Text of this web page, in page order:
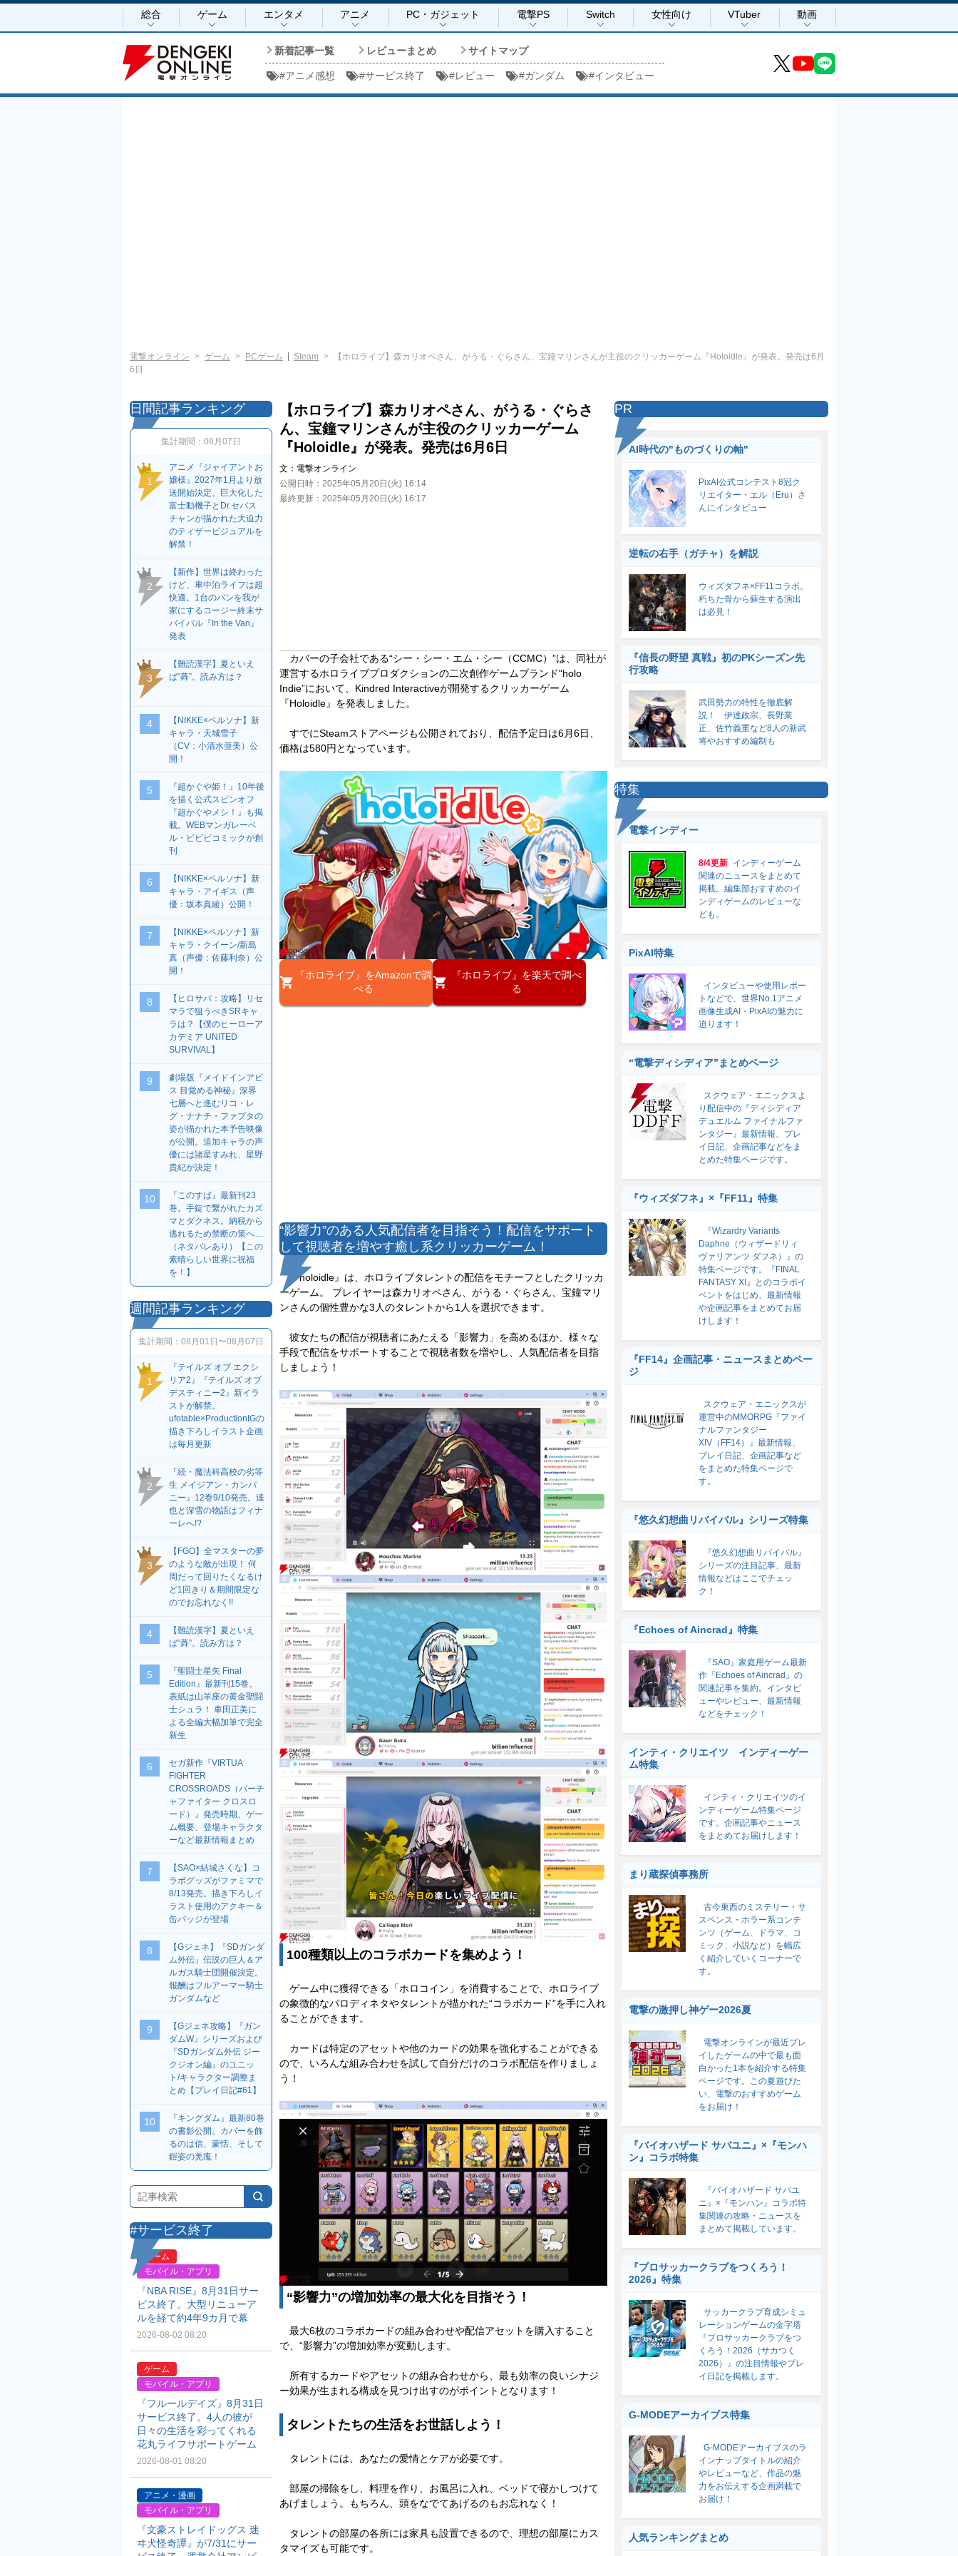
総合 ゲーム エンタメ アニメ PC・ガジェット 電撃PS Switch 女性向け VTuber 動画
新着記事一覧 レビューまとめ サイトマップ
#アニメ感想 #サービス終了 #レビュー #ガンダム #インタビュー
電撃オンライン ゲーム PCゲーム Steam
【ホロライブ】森カリオペさん、がうる・ぐらさん、宝鐘マリンさんが主役のクリッカーゲーム『Holoidle』が発表。発売は6月
6日
【ホロライブ】森カリオペさん、がうる・ぐらさ
ん、宝鐘マリンさんが主役のクリッカーゲーム
『Holoidle』が発表。発売は6月6日
文： 電撃オンライン
公開日時： 2025年05月20日(火) 16:14
最終更新： 2025年05月20日(火) 16:17
カバーの子会社である“シー・シー・エム・シー（CCMC）”は、同社が
運営するホロライブプロダクションの二次創作ゲームブランド“holo
Indie”において、Kindred Interactiveが開発するクリッカーゲーム
『Holoidle』を発表しました。
すでにSteamストアページも公開されており、配信予定日は6月6日、
価格は580円となっています。
『ホロライブ』をAmazonで調
べる
『ホロライブ』を楽天で調べ
る
“影響力”のある人気配信者を目指そう！配信をサポート
して視聴者を増やす癒し系クリッカーゲーム！
『holoidle』は、ホロライブタレントの配信をモチーフとしたクリッカ
ーゲーム。 プレイヤーは森カリオペさん、がうる・ぐらさん、宝鐘マリ
ンさんの個性豊かな3人のタレントから1人を選択できます。
彼女たちの配信が視聴者にあたえる「影響力」を高めるほか、様々な
手段で配信をサポートすることで視聴者数を増やし、人気配信者を目指
しましょう！
100種類以上のコラボカードを集めよう！
ゲーム中に獲得できる「ホロコイン」を消費することで、ホロライブ
の象徴的なパロディネタやタレントが描かれた“コラボカード”を手に入れ
ることができます。
カードは特定のアセットや他のカードの効果を強化することができる
ので、いろんな組み合わせを試して自分だけのコラボ配信を作りましょ
う！
“影響力”の増加効率の最大化を目指そう！
最大6枚のコラボカードの組み合わせや配信アセットを購入すること
で、“影響力”の増加効率が変動します。
所有するカードやアセットの組み合わせから、最も効率の良いシナジ
ー効果が生まれる構成を見つけ出すのがポイントとなります！
タレントたちの生活をお世話しよう！
タレントには、あなたの愛情とケアが必要です。
部屋の掃除をし、料理を作り、お風呂に入れ、ベッドで寝かしつけて
あげましょう。もちろん、頭をなでてあげるのもお忘れなく！
タレントの部屋の各所には家具も設置できるので、理想の部屋にカス
タマイズも可能です。
日間記事ランキング
集計期間： 08月07日
1
アニメ『ジャイアントお
嬢様』2027年1月より放
送開始決定。巨大化した
富士動機子とDr.セバス
チャンが描かれた大迫力
のティザービジュアルを
解禁！
2
【新作】世界は終わった
けど、車中泊ライフは超
快適。1台のバンを我が
家にするコージー終末サ
バイバル『In the Van』
発表
3
【難読漢字】夏といえ
ば“蕣”。読み方は？
4
【NIKKE×ペルソナ】新
キャラ・天城雪子
（CV：小清水亜美）公
開！
5
『超かぐや姫！』10年後
を描く公式スピンオフ
『超かぐやメシ！』も掲
載。WEBマンガレーベ
ル・ビビビコミックが創
刊
6
【NIKKE×ペルソナ】新
キャラ・アイギス（声
優：坂本真綾）公開！
7
【NIKKE×ペルソナ】新
キャラ・クイーン/新島
真（声優：佐藤利奈）公
開！
8
【ヒロサバ：攻略】リセ
マラで狙うべきSRキャ
ラは？【僕のヒーローア
カデミア UNITED
SURVIVAL】
9
劇場版『メイドインアビ
ス 目覚める神秘』深界
七層へと進むリコ・レ
グ・ナナチ・ファプタの
姿が描かれた本予告映像
が公開。追加キャラの声
優には諸星すみれ、星野
貴紀が決定！
10
『このすば』最新刊23
巻。手錠で繋がれたカズ
マとダクネス。納税から
逃れるため禁断の策へ…
（ネタバレあり）【この
素晴らしい世界に祝福
を！】
週間記事ランキング
集計期間： 08月01日〜08月07日
1
『テイルズ オブ エクシ
リア2』『テイルズ オブ
デスティニー2』新イラ
ストが解禁。
ufotable×ProductionIGの
描き下ろしイラスト企画
は毎月更新
2
『続・魔法科高校の劣等
生 メイジアン・カンパ
ニー』12巻9/10発売。達
也と深雪の物語はフィナ
ーレへ!?
3
【FGO】全マスターの夢
のような敵が出現！ 何
周だって回りたくなるけ
ど1回きり＆期間限定な
のでお忘れなく!!
4
【難読漢字】夏といえ
ば“蕣”。読み方は？
5
『聖闘士星矢 Final
Edition』最新刊15巻。
表紙は山羊座の黄金聖闘
士シュラ！ 車田正美に
よる全編大幅加筆で完全
新生
6
セガ新作『VIRTUA
FIGHTER
CROSSROADS（バーチ
ャファイター クロスロ
ード）』発売時期、ゲー
ム概要、登場キャラクタ
ーなど最新情報まとめ
7
【SAO×結城さくな】コ
ラボグッズがファミマで
8/13発売。描き下ろしイ
ラスト使用のアクキー＆
缶バッジが登場
8
【Gジェネ】『SDガンダ
ム外伝』伝説の巨人＆ア
ルガス騎士団開催決定。
報酬はフルアーマー騎士
ガンダムなど
9
【Gジェネ攻略】『ガン
ダムW』シリーズおよび
『SDガンダム外伝 ジー
クジオン編』のユニッ
ト/キャラクター調整ま
とめ【プレイ日記#61】
10
『キングダム』最新80巻
の書影公開。カバーを飾
るのは信、蒙恬、そして
鎧姿の羌瘣！
#サービス終了
ゲーム
モバイル・アプリ
『NBA RISE』8月31日サー
ビス終了。大型リニューア
ルを経て約4年9カ月で幕
2026-08-02 08:20
ゲーム
モバイル・アプリ
『フルールデイズ』8月31日
サービス終了。4人の彼が
日々の生活を彩ってくれる
花丸ライフサポートゲーム
2026-08-01 08:20
アニメ・漫画
モバイル・アプリ
『文豪ストレイドッグス 迷
ヰ犬怪奇譚』が7/31にサー
PR
AI時代の"ものづくりの軸"
PixAI公式コンテスト8冠ク
リエイター・エル（Eru）さ
んにインタビュー
逆転の右手（ガチャ）を解説
ウィズダフネ×FF11コラボ。
朽ちた骨から蘇生する演出
は必見！
『信長の野望 真戦』初のPKシーズン先
行攻略
武田勢力の特性を徹底解
説！ 伊達政宗、長野業
正、佐竹義重など8人の新武
将やおすすめ編制も
特集
電撃インディー
8/4更新 インディーゲーム
関連のニュースをまとめて
掲載。編集部おすすめのイ
ンディゲームのレビューな
ども。
PixAI特集
インタビューや使用レポー
トなどで、世界No.1アニメ
画像生成AI・PixAIの魅力に
迫ります！
“電撃ディシディア”まとめページ
スクウェア・エニックスよ
り配信中の『ディシディア
デュエルム ファイナルファ
ンタジー』最新情報、プレ
イ日記、企画記事などをま
とめた特集ページです。
『ウィズダフネ』×『FF11』特集
『Wizardry Variants
Daphne（ウィザードリィ
ヴァリアンツ ダフネ）』の
特集ページです。『FINAL
FANTASY XI』とのコラボイ
ベントをはじめ、最新情報
や企画記事をまとめてお届
けします！
『FF14』企画記事・ニュースまとめペー
ジ
スクウェア・エニックスが
運営中のMMORPG『ファイ
ナルファンタジー
XIV（FF14）』最新情報、
プレイ日記、企画記事など
をまとめた特集ページで
す。
『悠久幻想曲リバイバル』シリーズ特集
『悠久幻想曲リバイバル』
シリーズの注目記事、最新
情報などはここでチェッ
ク！
『Echoes of Aincrad』特集
『SAO』家庭用ゲーム最新
作『Echoes of Aincrad』の
関連記事を集約。インタビ
ューやレビュー、最新情報
などをチェック！
インティ・クリエイツ インディーゲー
ム特集
インティ・クリエイツのイ
ンディーゲーム特集ページ
です。企画記事やニュース
をまとめてお届けします！
まり蔵探偵事務所
古今東西のミステリー・サ
スペンス・ホラー系コンテ
ンツ（ゲーム、ドラマ、コ
ミック、小説など）を幅広
く紹介していくコーナーで
す。
電撃の激押し神ゲー2026夏
電撃オンラインが最近プレ
イしたゲームの中で最も面
白かった1本を紹介する特集
ページです。この夏遊びた
い、電撃のおすすめゲーム
をお届け！
『バイオハザード サバユニ』×『モンハ
ン』コラボ特集
『バイオハザード サバユ
ニ』×『モンハン』コラボ特
集関連の攻略・ニュースを
まとめて掲載しています。
『プロサッカークラブをつくろう！
2026』特集
サッカークラブ育成シミュ
レーションゲームの金字塔
『プロサッカークラブをつ
くろう！2026（サカつく
2026）』の注目情報やプレ
イ日記を掲載します。
G-MODEアーカイブス特集
G-MODEアーカイブスのラ
インナップタイトルの紹介
やレビューなど、作品の魅
力をお伝えする企画満載で
お届け！
人気ランキングまとめ